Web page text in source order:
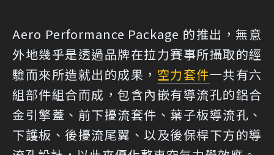
Aero Performance Package 的推出，無意
外地幾乎是透過品牌在拉力賽事所攝取的經
驗而來所造就出的成果， 空力套件一共有六
組部件組合而成，包含內嵌有導流孔的鋁合
金引擎蓋、前下擾流套件、葉子板導流孔、
下護板、後擾流尾翼、以及後保桿下方的導